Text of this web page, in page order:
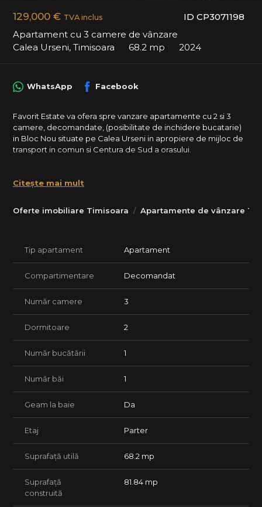
ID CP3071198
129,000 € TVA inclus
Apartament cu 3 camere de vânzare
Calea Urseni, Timisoara
68.2 mp 2024
Oferte imobiliare Timisoara Apartamente de vânzare
WhatsApp Facebook
Favorit Estate va ofera spre vanzare apartamente cu 2 si 3
camere, decomandate, (posibilitate de inchidere bucatarie)
in Bloc Nou situate pe Calea Urseni in apropiere de mijloc de
transport in comun si Centura de Sud a orasului.
- 68.2 mp utili + Gradina proprie de 46 mp, disponibil la Parter.
- 68.2 mp utili + Gradina proprie de 103 mp, disponibil la Parter.
Detalii tehinice si dotari:
- tamplarie Salamander cu geamuri tripan (3 foi de sticla);
- tancuiala mecanicata, inclusiv tavanele;
- cantrala termica proprie in condensare cu incalzire prin
pardoseala;
- aparate de aer condionat Samsung;
toate utilitatile(apa, gaz, canalizare, curent).
** Fotografiile sunt din apartamentele disponibile, finisate la
cheie.
durata procesului.
Lasa procesul de achizitie in seama agentiei tale FAVORITe.
Citește mai mult
Tip apartament Apartament
Compartimentare Decomandat
Număr camere 3
Dormitoare 2
Număr bucătării 1
Număr băi 1
Geam la baie Da
Etaj Parter
Suprafață utilă 68.2 mp
Suprafață
construită
81.84 mp